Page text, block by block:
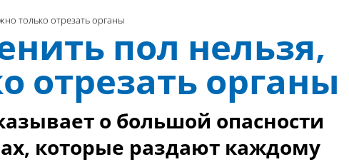
только отрезать органы
пол нельзя,
отрезать органы
о большой опасности
которые раздают каждому